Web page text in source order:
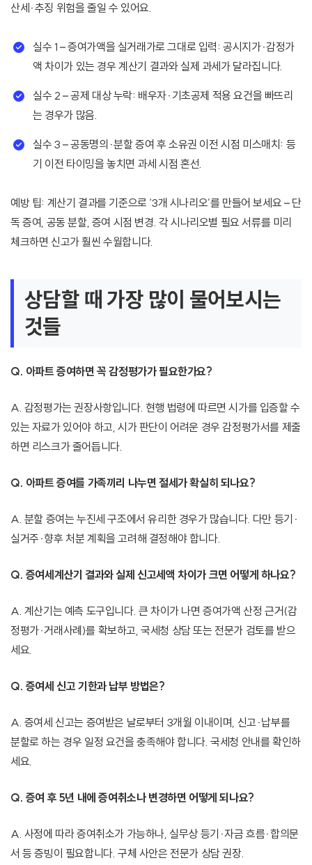
산세·추징 위험을 줄일 수 있어요.
실수 1 – 증여가액을 실거래가로 그대로 입력: 공시지가·감정가
액 차이가 있는 경우 계산기 결과와 실제 과세가 달라집니다.
실수 2 – 공제 대상 누락: 배우자·기초공제 적용 요건을 빠뜨리
는 경우가 많음.
실수 3 – 공동명의·분할 증여 후 소유권 이전 시점 미스매치: 등
기 이전 타이밍을 놓치면 과세 시점 혼선.
예방 팁: 계산기 결과를 기준으로 ‘3개 시나리오’를 만들어 보세요 – 단
독 증여, 공동 분할, 증여 시점 변경. 각 시나리오별 필요 서류를 미리
체크하면 신고가 훨씬 수월합니다.
상담할 때 가장 많이 물어보시는
것들
Q. 아파트 증여하면 꼭 감정평가가 필요한가요?
A. 감정평가는 권장사항입니다. 현행 법령에 따르면 시가를 입증할 수
있는 자료가 있어야 하고, 시가 판단이 어려운 경우 감정평가서를 제출
하면 리스크가 줄어듭니다.
Q. 아파트 증여를 가족끼리 나누면 절세가 확실히 되나요?
A. 분할 증여는 누진세 구조에서 유리한 경우가 많습니다. 다만 등기·
실거주·향후 처분 계획을 고려해 결정해야 합니다.
Q. 증여세계산기 결과와 실제 신고세액 차이가 크면 어떻게 하나요?
A. 계산기는 예측 도구입니다. 큰 차이가 나면 증여가액 산정 근거(감
정평가·거래사례)를 확보하고, 국세청 상담 또는 전문가 검토를 받으
세요.
Q. 증여세 신고 기한과 납부 방법은?
A. 증여세 신고는 증여받은 날로부터 3개월 이내이며, 신고·납부를
분할로 하는 경우 일정 요건을 충족해야 합니다. 국세청 안내를 확인하
세요.
Q. 증여 후 5년 내에 증여취소나 변경하면 어떻게 되나요?
A. 사정에 따라 증여취소가 가능하나, 실무상 등기·자금 흐름·합의문
서 등 증빙이 필요합니다. 구체 사안은 전문가 상담 권장.